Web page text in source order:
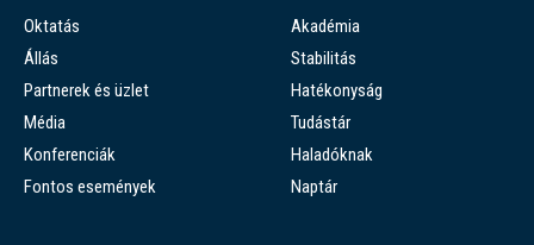
Oktatás
Állás
Partnerek és üzlet
Média
Konferenciák
Fontos események
Akadémia
Stabilitás
Hatékonyság
Tudástár
Haladóknak
Naptár